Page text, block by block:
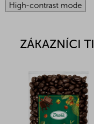
High-contrast mode
ZÁKAZNÍCI